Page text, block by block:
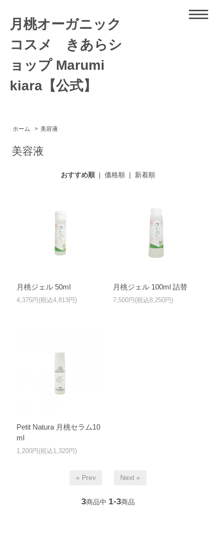
月桃オーガニック
コスメ きあらシ
ョップ Marumi
kiara【公式】
ホーム > 美容液
美容液
おすすめ順| 価格順| 新着順
月桃ジェル 50ml
4,375円(税込4,813円)
月桃ジェル 100ml 詰替
7,500円(税込8,250円)
Petit Natura 月桃セラム10
ml
1,200円(税込1,320円)
« Prev Next »
3商品中 1-3商品